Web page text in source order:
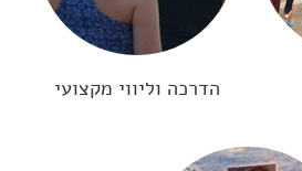
הדרכה וליווי מקצועי